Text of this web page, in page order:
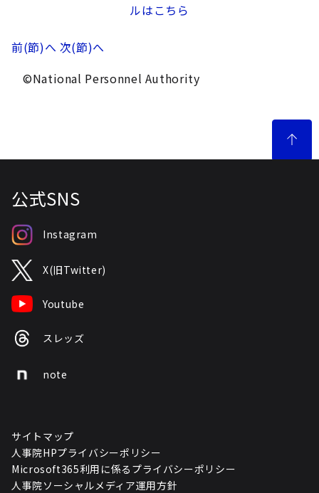
ルはこちら
前(節)へ 次(節)へ
©National Personnel Authority
公式SNS
Instagram
X(旧Twitter)
Youtube
スレッズ
note
サイトマップ
人事院HPプライバシーポリシー
Microsoft365利用に係るプライバシーポリシー
人事院ソーシャルメディア運用方針